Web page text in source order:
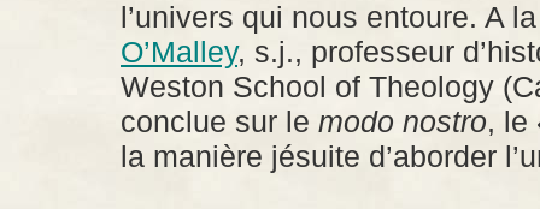
l’univers qui nous entoure. A
O’Malley, s.j., professeur
Weston School of Theology
conclue sur le modo nostro, le
la manière jésuite d’aborder